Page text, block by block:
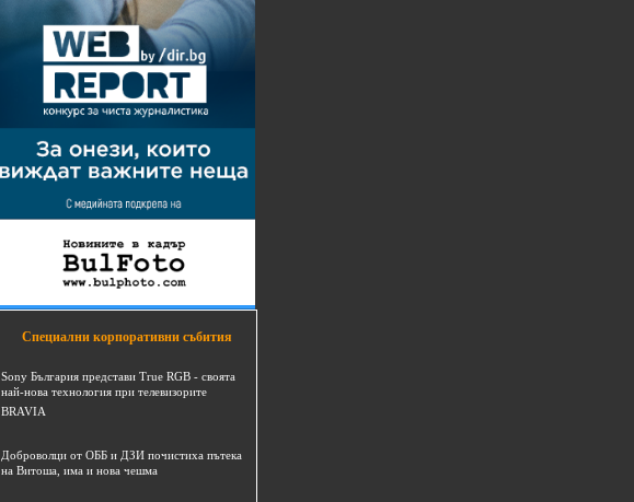
Специални корпоративни събития
Sony България представи True RGB - своята
най-нова технология при телевизорите
BRAVIA
Доброволци от ОББ и ДЗИ почистиха пътека
на Витоша, има и нова чешма